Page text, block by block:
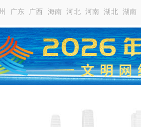
广东 广西 海南 河北 河南 湖北 湖南